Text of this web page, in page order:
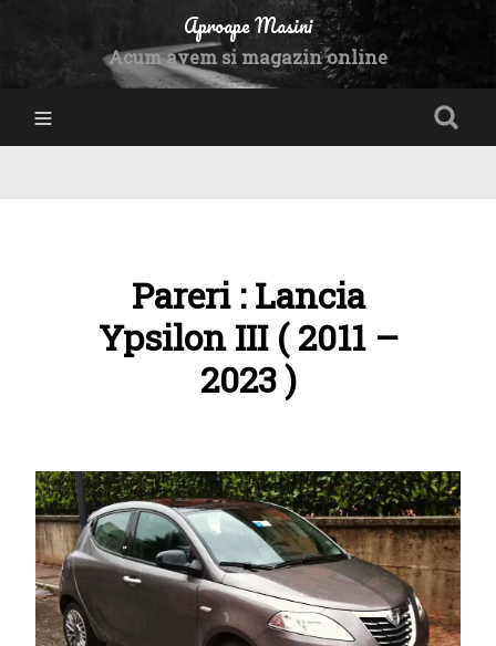
Aproape Masini
Acum avem si magazin online
Pareri : Lancia
Ypsilon III ( 2011 –
2023 )